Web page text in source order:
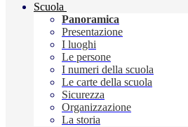
Scuola
Panoramica
Presentazione
I luoghi
Le persone
I numeri della scuola
Le carte della scuola
Sicurezza
Organizzazione
La storia